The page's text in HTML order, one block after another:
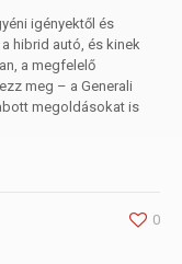
igényektől és
hibrid autó, és kinek
a megfelelő
meg – a Generali
megoldásokat is
0